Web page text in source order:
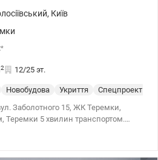
, Київ
*
2 12/25 эт.
Новобудова Укриття Спецпроект
Заболотного 15, ЖК Теремки,
Теремки 5 хвилин транспортом.